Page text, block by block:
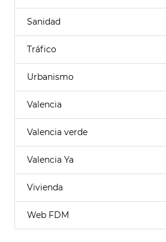
Sanidad
Tráfico
Urbanismo
Valencia
Valencia verde
Valencia Ya
Vivienda
Web FDM